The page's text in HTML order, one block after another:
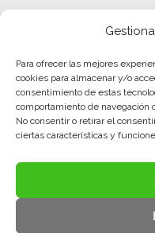
Para ofrecer las mejores
cookies para almacenar y/o
consentimiento de estas
comportamiento de navegación
No consentir o retirar el
ciertas características y